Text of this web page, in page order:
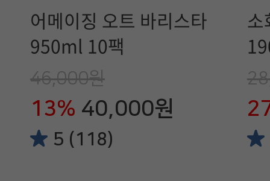
어메이징 오트 바리스타
950ml 10팩
46,000원
13% 40,000원
5 (118)
소